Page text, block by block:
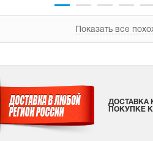
Показать все
ДОСТАВКА
ПОКУПКЕ